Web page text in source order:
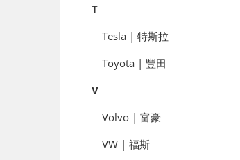
T
Tesla | 特斯拉
Toyota | 豐田
V
Volvo | 富豪
VW | 福斯